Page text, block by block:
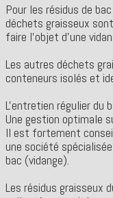
Pour les résidus de
déchets graisseux
faire l'objet d'une
Les autres déchets
conteneurs isolés et
L'entretien régulier du
Une gestion optimale
Il est fortement
une société
bac (vidange).
Les résidus graisseux